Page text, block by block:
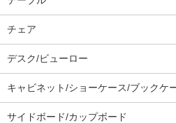
チェア
デスク/ビューロー
キャビネット/ショーケース/ブックケ
サイドボード/カップボード